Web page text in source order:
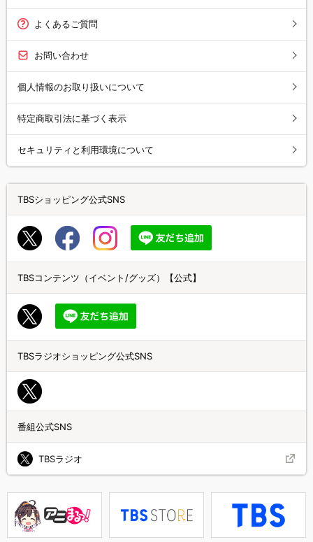
よくあるご質問
お問い合わせ
個人情報のお取り扱いについて
特定商取引法に基づく表示
セキュリティと利用環境について
TBSショッピング公式SNS
TBSコンテンツ（イベント/グッズ）【公式】
TBSラジオショッピング公式SNS
番組公式SNS
TBSラジオ